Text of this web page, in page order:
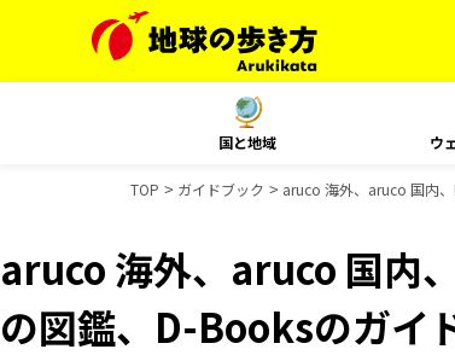
国と地域 ウ
TOP ガイドブック aruco 海外、aruco 国内
aruco 海外、aruco 国内
の図鑑、D-Booksのガイ